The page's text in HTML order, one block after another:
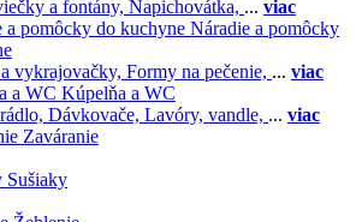
a fontány, Napichovátka, ... viac
Náradie a pomôcky
vykrajovačky, Formy na pečenie, ... viac
Kúpelňa a WC
Dávkovače, Lavóry, vandle, ... viac
Zaváranie
Sušiaky